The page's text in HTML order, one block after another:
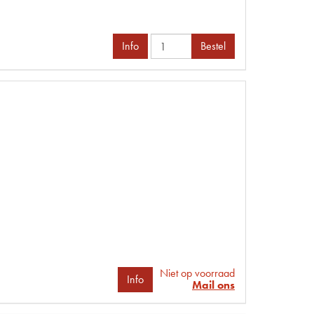
Info
Bestel
Info
Niet op voorraad
Mail ons